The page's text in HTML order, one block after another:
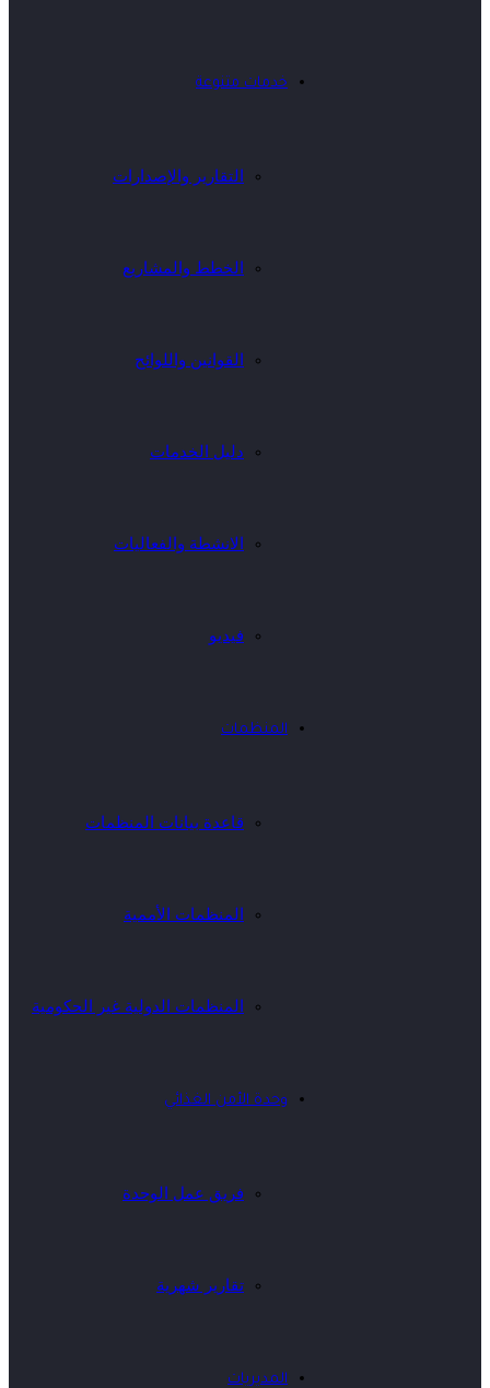
خدمات متنوعة
التقارير والإصدارات
الخطط والمشاريع
القوانين واللوائح
دليل الخدمات
الانشطة والفعاليات
فيديو
المنظمات
قاعدة بيانات المنظمات
المنظمات الأممية
المنظمات الدولية غير الحكومية
وحدة الأمن الغذائي
فريق عمل الوحدة
تقارير شهرية
المديريات